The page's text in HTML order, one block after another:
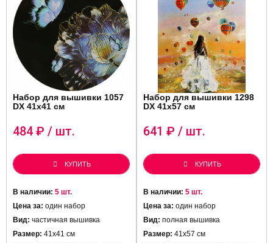
Набор для вышивки 1057
DX 41х41 см
484 ₽ / шт.
КУПИТЬ
В наличии: 5 шт.
Цена за: один набор
Вид: частичная вышивка
Размер: 41х41 см
Набор для вышивки 1298
DX 41х57 см
641 ₽ / шт.
КУПИТЬ
В наличии: 5 шт.
Цена за: один набор
Вид: полная вышивка
Размер: 41х57 см